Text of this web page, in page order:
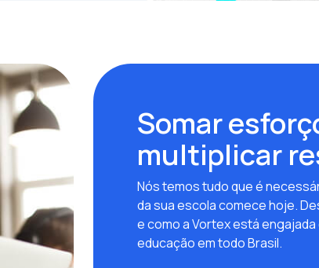
Somar
multiplicar
Nós temos tudo que é
da sua escola comece hoje.
e como a Vortex está
educação em todo Brasil.